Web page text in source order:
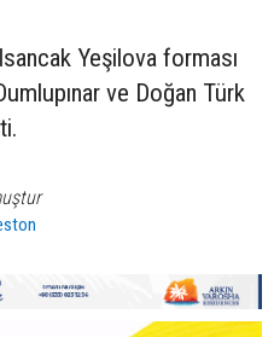
Yeşilova forması
ve Doğan Türk